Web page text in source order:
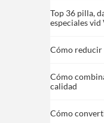
Top 36 pilla,
especiales vid
Cómo reducir
Cómo
calidad
Cómo